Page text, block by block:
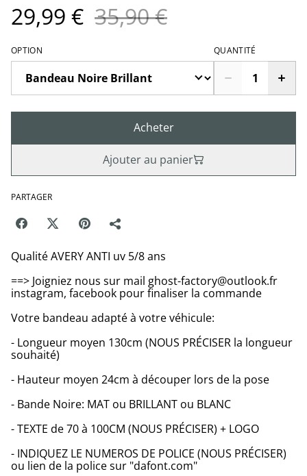
29,99 € 35,90 €
OPTION QUANTITÉ
Acheter
Ajouter au panier
PARTAGER
Qualité AVERY ANTI uv 5/8 ans
==> Joigniez nous sur mail ghost-factory@outlook.fr
instagram, facebook pour finaliser la commande
Votre bandeau adapté à votre véhicule:
- Longueur moyen 130cm (NOUS PRÉCISER la longueur
souhaité)
- Hauteur moyen 24cm à découper lors de la pose
- Bande Noire: MAT ou BRILLANT ou BLANC
- TEXTE de 70 à 100CM (NOUS PRÉCISER) + LOGO
- INDIQUEZ LE NUMEROS DE POLICE (NOUS PRÉCISER)
ou lien de la police sur "dafont.com"